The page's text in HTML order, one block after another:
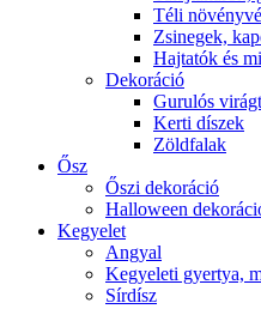
Téli
Zsinegek,
Hajtatók és
Dekoráció
Gurulós
Kerti díszek
Zöldfalak
Ősz
Őszi dekoráció
Halloween
Kegyelet
Angyal
Kegyeleti gyertya,
Sírdísz